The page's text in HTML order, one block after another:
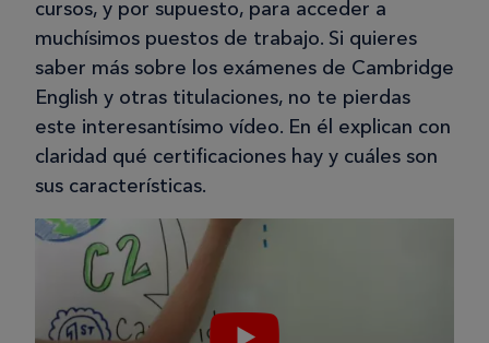
cursos, y por supuesto, para acceder a
muchísimos puestos de trabajo. Si quieres
saber más sobre los exámenes de Cambridge
English y otras titulaciones, no te pierdas
este interesantísimo vídeo. En él explican con
claridad qué certificaciones hay y cuáles son
sus características.